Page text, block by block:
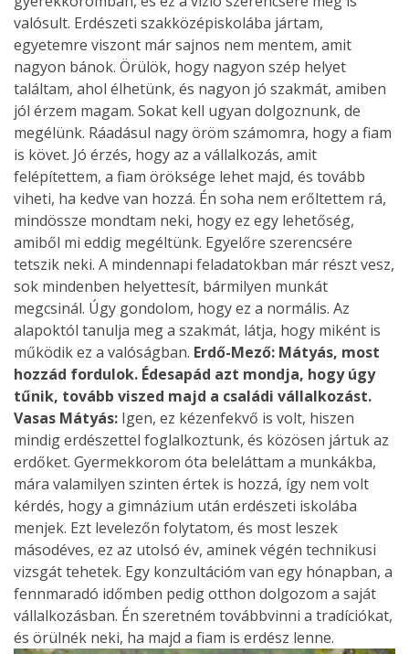
valósult. Erdészeti szakközépiskolába jártam,
egyetemre viszont már sajnos nem mentem, amit
nagyon bánok. Örülök, hogy nagyon szép helyet
találtam, ahol élhetünk, és nagyon jó szakmát, amiben
jól érzem magam. Sokat kell ugyan dolgoznunk, de
megélünk. Ráadásul nagy öröm számomra, hogy a fiam
is követ. Jó érzés, hogy az a vállalkozás, amit
felépítettem, a fiam öröksége lehet majd, és tovább
viheti, ha kedve van hozzá. Én soha nem erőltettem rá,
mindössze mondtam neki, hogy ez egy lehetőség,
amiből mi eddig megéltünk. Egyelőre szerencsére
tetszik neki. A mindennapi feladatokban már részt vesz,
sok mindenben helyettesít, bármilyen munkát
megcsinál. Úgy gondolom, hogy ez a normális. Az
alapoktól tanulja meg a szakmát, látja, hogy miként is
működik ez a valóságban. Erdő-Mező: Mátyás, most
hozzád fordulok. Édesapád azt mondja, hogy úgy
tűnik, tovább viszed majd a családi vállalkozást.
Vasas Mátyás: Igen, ez kézenfekvő is volt, hiszen
mindig erdészettel foglalkoztunk, és közösen jártuk az
erdőket. Gyermekkorom óta beleláttam a munkákba,
mára valamilyen szinten értek is hozzá, így nem volt
kérdés, hogy a gimnázium után erdészeti iskolába
menjek. Ezt levelezőn folytatom, és most leszek
másodéves, ez az utolsó év, aminek végén technikusi
vizsgát tehetek. Egy konzultációm van egy hónapban, a
fennmaradó időmben pedig otthon dolgozom a saját
vállalkozásban. Én szeretném továbbvinni a tradíciókat,
és örülnék neki, ha majd a fiam is erdész lenne.